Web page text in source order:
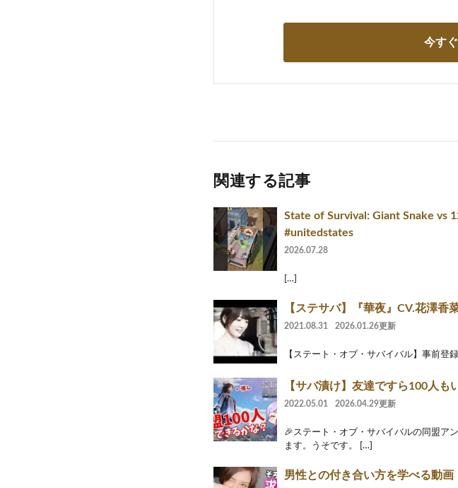
今す
関連する記事
State of Survival: Giant Snake vs
#unitedstates
2026.07.28
[…]
【ステサバ】『華夜』CV.花澤香
2021.08.31 2026.01.26更新
【ステート・オブ・サバイバル】事前登
【サバ漬け】友達ですら100人
2022.05.01 2026.04.29更新
🎉ステート・オブ・サバイバルの同盟ア
ます。うそです。 […]
男性との付き合い方を学べる動画